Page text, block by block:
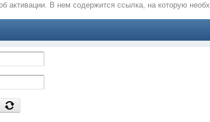
активации. В нем содержится ссылка, на которую